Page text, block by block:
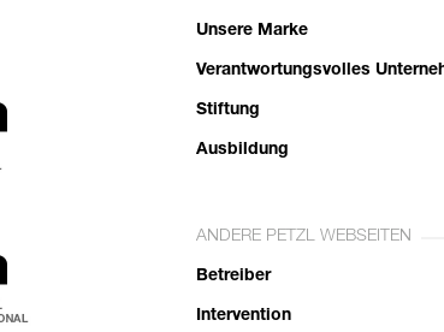
Unsere Marke
Verantwortungsvolles
Stiftung
Ausbildung
ANDERE PETZL WEBSEITEN
Betreiber
Intervention